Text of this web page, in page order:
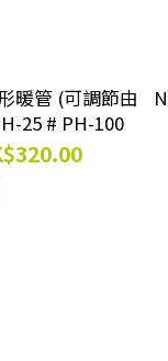
暖管 (可調節由
25 # PH-100